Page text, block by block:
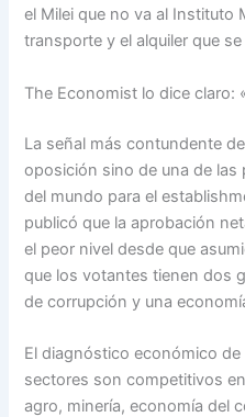
el Milei que no va al Instituto
transporte y el alquiler que
The Economist lo dice claro:
La señal más contundente
oposición sino de una de las
del mundo para el
publicó que la aprobación
el peor nivel desde que
que los votantes tienen dos
de corrupción y una
El diagnóstico económico
sectores son competitivos
agro, minería, economía del